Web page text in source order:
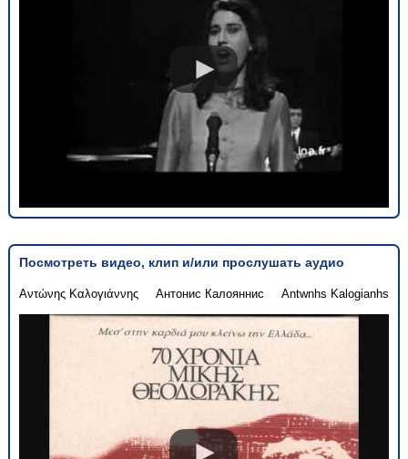
Посмотреть видео, клип и/или прослушать аудио
Αντώνης Καλογιάννης Антонис Калояннис Antwnhs Kalogianhs